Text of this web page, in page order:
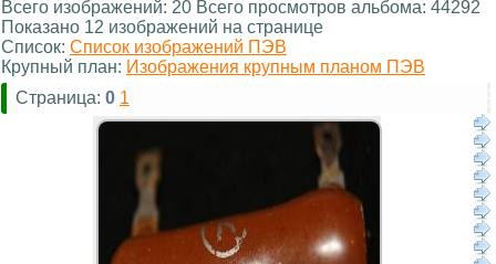
Всего изображений: 20 Всего просмотров альбома: 44292
Показано 12 изображений на странице
Список: Список изображений ПЭВ
Крупный план: Изображения крупным планом ПЭВ
Страница: 0 1